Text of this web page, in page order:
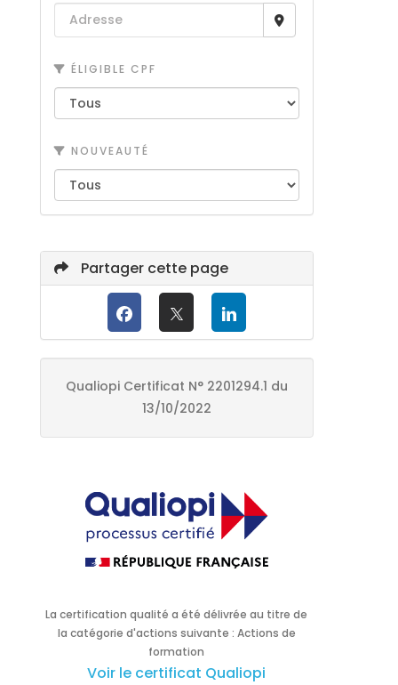
ÉLIGIBLE CPF
NOUVEAUTÉ
Partager cette page
Qualiopi Certificat N° 2201294.1 du
13/10/2022
La certification qualité a été délivrée au titre de
la catégorie d'actions suivante : Actions de
formation
Voir le certificat Qualiopi